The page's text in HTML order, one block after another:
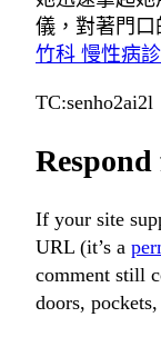
儀，對著門口
竹科 慢性病
TC:senho2ai2l
If your site
URL (it’s a
comment still
doors,